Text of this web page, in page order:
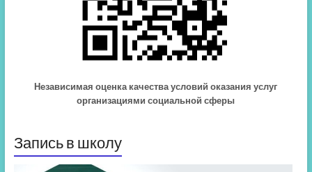
Независимая оценка качества условий оказания услуг
организациями социальной сферы
Запись в школу